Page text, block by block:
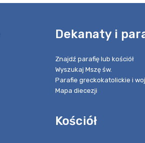
Dekanaty i
Znajdź parafię lub kościół
Wyszukaj Mszę św.
Parafie greckokatolickie i
Mapa diecezji
Kościół